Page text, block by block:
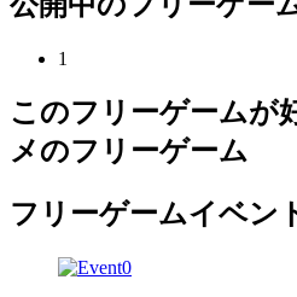
1
このフリーゲームが
メのフリーゲーム
フリーゲームイベン